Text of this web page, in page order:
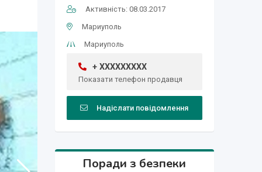
Активність: 08.03.2017
Мариуполь
Мариуполь
+ XXXXXXXXX
Показати телефон продавця
Надіслати повідомлення
Поради з безпеки